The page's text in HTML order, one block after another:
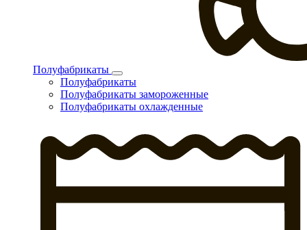
Полуфабрикаты
Полуфабрикаты
Полуфабрикаты замороженные
Полуфабрикаты охлажденные